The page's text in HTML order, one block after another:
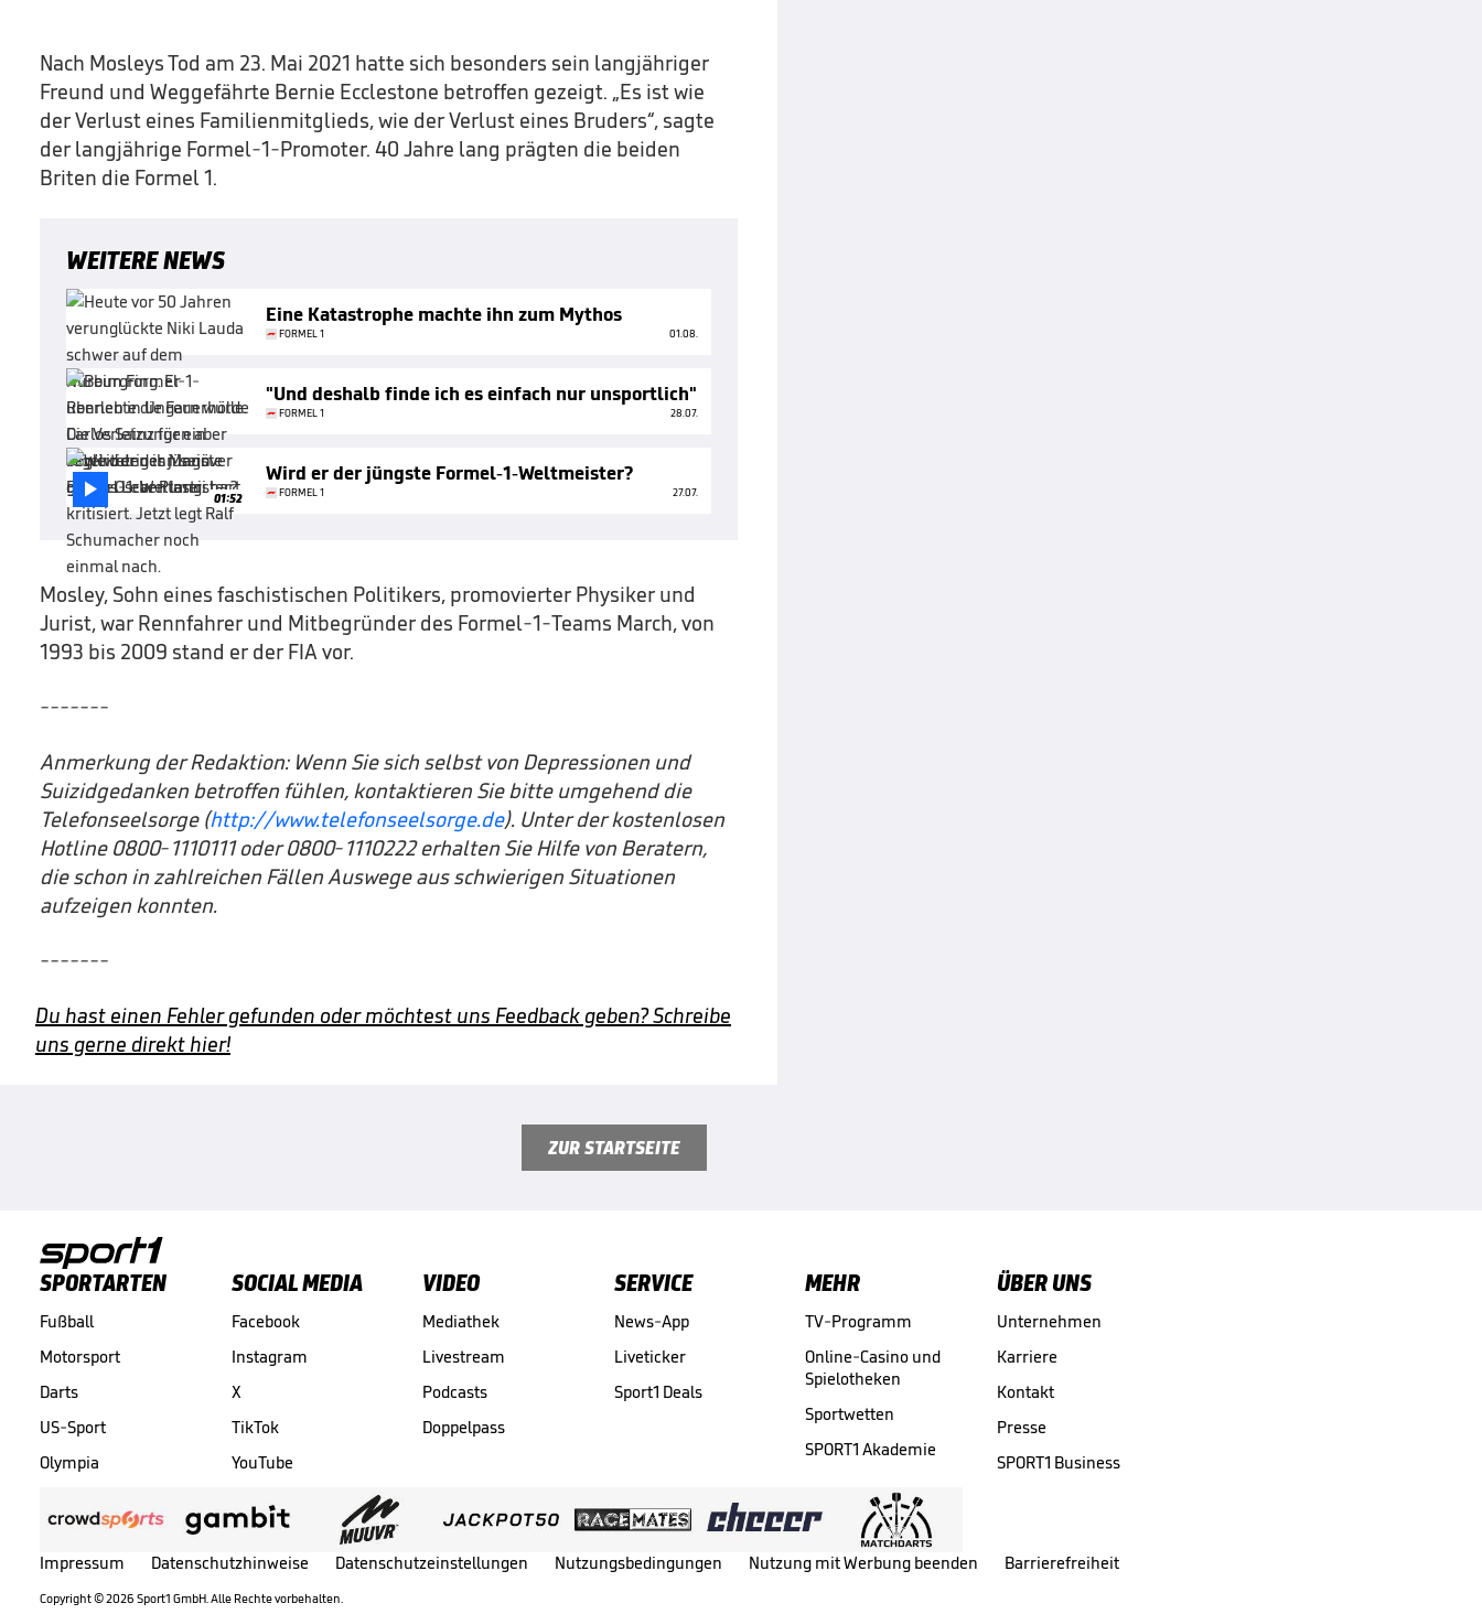
Nach Mosleys Tod am 23. Mai 2021 hatte sich besonders sein langjähriger
Freund und Weggefährte Bernie Ecclestone betroffen gezeigt. „Es ist wie
der Verlust eines Familienmitglieds, wie der Verlust eines Bruders“, sagte
der langjährige Formel-1-Promoter. 40 Jahre lang prägten die beiden
Briten die Formel 1.
WEITERE NEWS
Eine Katastrophe machte ihn zum Mythos
FORMEL 1 01.08.
"Und deshalb finde ich es einfach nur unsportlich"
FORMEL 1 28.07.
 01:52
Wird er der jüngste Formel-1-Weltmeister?
FORMEL 1 27.07.
Mosley, Sohn eines faschistischen Politikers, promovierter Physiker und
Jurist, war Rennfahrer und Mitbegründer des Formel-1-Teams March, von
1993 bis 2009 stand er der FIA vor.
-------
Anmerkung der Redaktion: Wenn Sie sich selbst von Depressionen und
Suizidgedanken betroffen fühlen, kontaktieren Sie bitte umgehend die
Telefonseelsorge (http://www.telefonseelsorge.de). Unter der kostenlosen
Hotline 0800-1110111 oder 0800-1110222 erhalten Sie Hilfe von Beratern,
die schon in zahlreichen Fällen Auswege aus schwierigen Situationen
aufzeigen konnten.
-------
Du hast einen Fehler gefunden oder möchtest uns Feedback geben? Schreibe
uns gerne direkt hier!
ZUR STARTSEITE
SPORTARTEN
Fußball
Motorsport
Darts
US-Sport
Olympia
SOCIAL MEDIA
Facebook
Instagram
X
TikTok
YouTube
VIDEO
Mediathek
Livestream
Podcasts
Doppelpass
SERVICE
News-App
Liveticker
Sport1 Deals
MEHR
TV-Programm
Online-Casino und
Spielotheken
Sportwetten
SPORT1 Akademie
ÜBER UNS
Unternehmen
Karriere
Kontakt
Presse
SPORT1 Business
Impressum Datenschutzhinweise Datenschutzeinstellungen Nutzungsbedingungen Nutzung mit Werbung beenden Barrierefreiheit
Copyright ©2026 Sport1 GmbH. Alle Rechte vorbehalten.